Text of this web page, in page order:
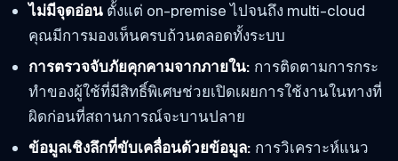
ไม่มีจุดอ่อนตั้งแต่ on-premise ไปจนถึง multi-cloud
คุณมีการมองเห็นครบถ้วนตลอดทั้งระบบ
การตรวจจับภัยคุกคามจากภายใน: การติดตามการกระ
ทำของผู้ใช้ที่มีสิทธิ์พิเศษช่วยเปิดเผยการใช้งานในทางที่
ผิดก่อนที่สถานการณ์จะบานปลาย
ข้อมูลเชิงลึกที่ขับเคลื่อนด้วยข้อมูล: การวิเคราะห์แนว